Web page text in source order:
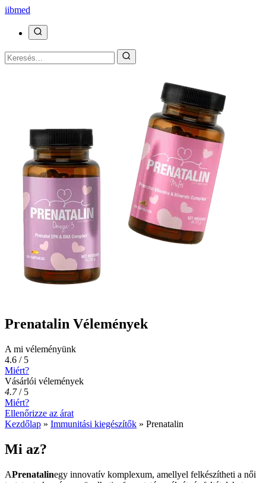
iibmed
Prenatalin Vélemények
A mi véleményünk
4.6 / 5
Miért?
Vásárlói vélemények
4.7/ 5
Miért?
Ellenőrizze az árat
Kezdőlap » Immunitási kiegészítők » Prenatalin
Mi az?
APrenatalinegy innovatív komplexum, amellyel felkészítheti a női